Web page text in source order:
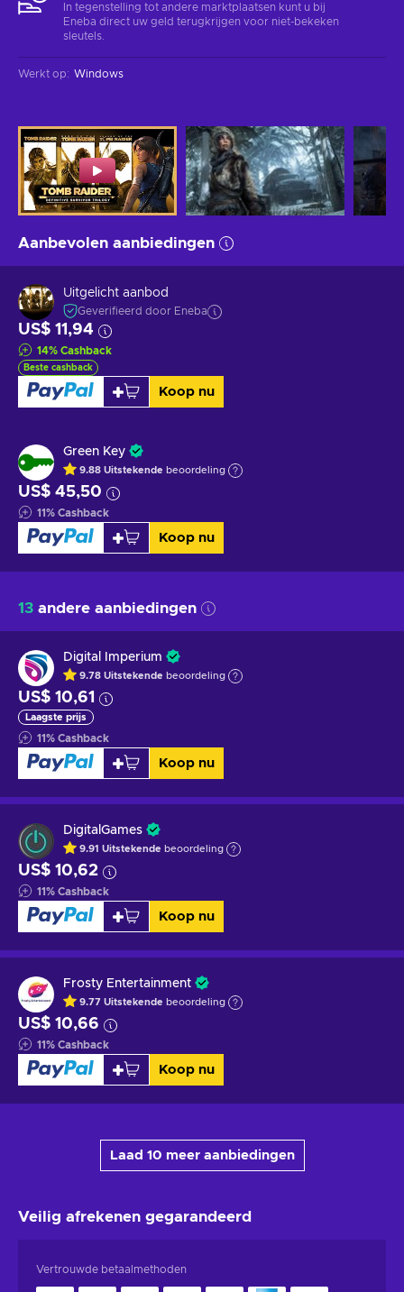
In tegenstelling tot andere marktplaatsen kunt u bij
Eneba direct uw geld terugkrijgen voor niet-bekeken
sleutels.
Werkt op: Windows
Aanbevolen aanbiedingen
Uitgelicht aanbod
Geverifieerd door Eneba
US$ 11,94
14% Cashback
Beste cashback
Koop nu
Green Key
9.88 Uitstekende beoordeling
US$ 45,50
11% Cashback
Koop nu
13 andere aanbiedingen
Digital Imperium
9.78 Uitstekende beoordeling
US$ 10,61
Laagste prijs
11% Cashback
Koop nu
DigitalGames
9.91 Uitstekende beoordeling
US$ 10,62
11% Cashback
Koop nu
Frosty Entertainment
9.77 Uitstekende beoordeling
US$ 10,66
11% Cashback
Koop nu
Laad 10 meer aanbiedingen
Veilig afrekenen gegarandeerd
Vertrouwde betaalmethoden